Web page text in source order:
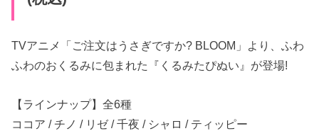
TVアニメ「ご注文は​うさぎですか​? BLOOM」より、ふわ
ふわのおくるみに包まれた『くるみたぴぬい』が登場!
【ラインナップ】全6種
ココア / チノ / リゼ / 千夜 / シャロ / ティッピー